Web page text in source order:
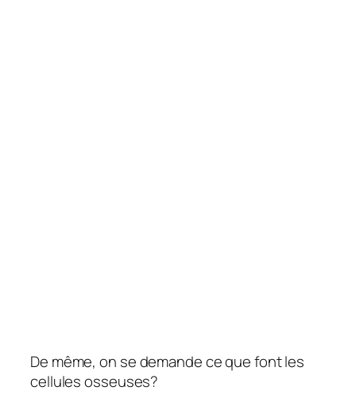
De même, on se demande ce que font les
cellules osseuses?